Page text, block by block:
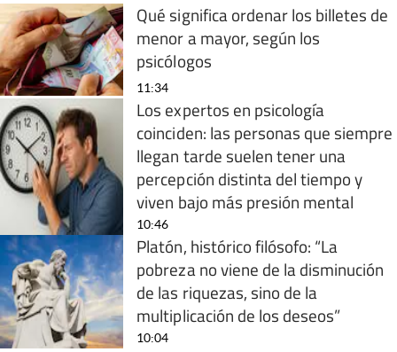
Qué significa ordenar los billetes de
menor a mayor, según los
psicólogos
11:34
Los expertos en psicología
coinciden: las personas que siempre
llegan tarde suelen tener una
percepción distinta del tiempo y
viven bajo más presión mental
10:46
Platón, histórico filósofo: “La
pobreza no viene de la disminución
de las riquezas, sino de la
multiplicación de los deseos”
10:04